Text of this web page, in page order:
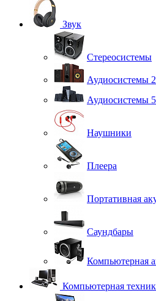
Звук
Стереосистемы
Аудиосистемы
Аудиосистемы
Наушники
Плеера
Портативная
Саундбары
Компьютерная
Компьютерная